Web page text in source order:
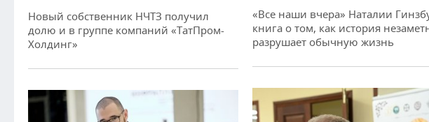
Новый собственник НЧТЗ получил
долю и в группе компаний «ТатПром-
Холдинг»
«Все наши вчера» Наталии
книга о том, как история
разрушает обычную жизнь